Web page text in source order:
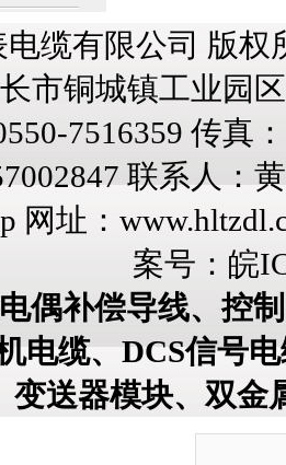
缆有限公司 版权
长市铜城镇工业园
7516359 传真
联系人：
网址：
案号： 皖
偶补偿导线、控
电缆、DCS信号
变送器模块、双金